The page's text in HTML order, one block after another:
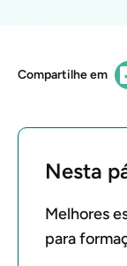
Compartilhe em
Nesta
Melhores
para